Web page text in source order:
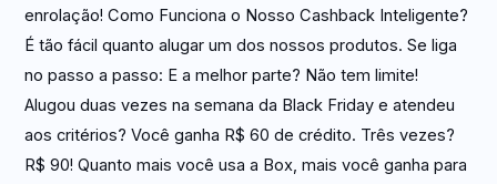
enrolação! Como Funciona o Nosso Cashback Inteligente?
É tão fácil quanto alugar um dos nossos produtos. Se liga
no passo a passo: E a melhor parte? Não tem limite!
Alugou duas vezes na semana da Black Friday e atendeu
aos critérios? Você ganha R$ 60 de crédito. Três vezes?
R$ 90! Quanto mais você usa a Box, mais você ganha para